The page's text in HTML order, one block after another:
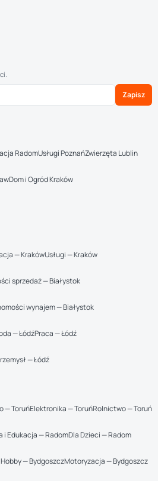
Zapisz
RadomUsługi PoznańZwierzęta Lublin
Dom i Ogród Kraków
— KrakówUsługi — Kraków
sprzedaż — Białystok
wynajem — Białystok
— ŁódźPraca — Łódź
— Łódź
— ToruńElektronika — ToruńRolnictwo — Toruń
i Edukacja — RadomDla Dzieci — Radom
— BydgoszczMotoryzacja — Bydgoszcz